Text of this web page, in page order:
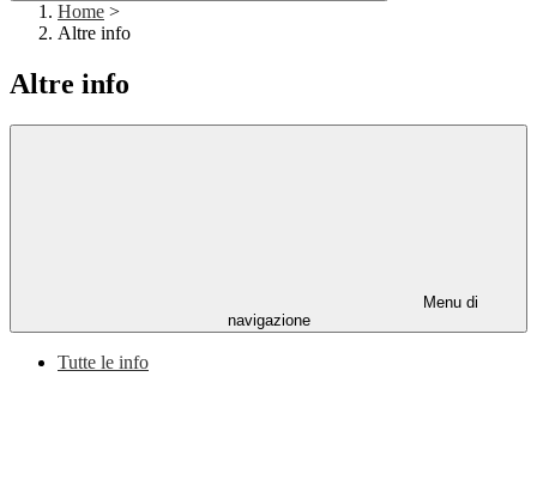
Home >
Altre info
Altre info
Menu di
navigazione
Tutte le info